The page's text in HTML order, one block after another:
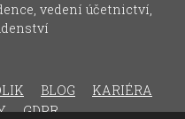
vedení účetnictví,
BLOG
KARIÉRA
GDPR